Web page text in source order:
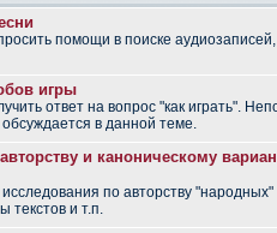
помощи в поиске аудиозаписей,
игры
ответ на вопрос "как играть".
в данной теме.
и каноническому
по авторству "народных"
текстов и т.п.